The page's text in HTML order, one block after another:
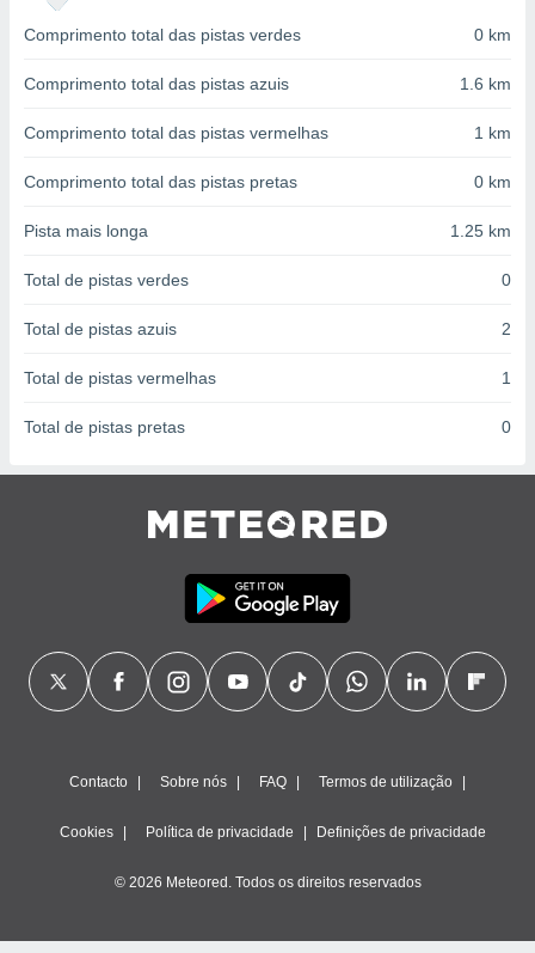
estudos
de
Comprimento total das pistas verdes 0 km
Comprimento total das pistas azuis 1.6 km
Comprimento total das pistas vermelhas 1 km
Comprimento total das pistas pretas 0 km
Pista mais longa 1.25 km
Total de pistas verdes 0
Total de pistas azuis 2
Total de pistas vermelhas 1
Total de pistas pretas 0
Contacto Sobre nós FAQ Termos de utilização
Cookies Política de privacidade Definições de privacidade
© 2026 Meteored. Todos os direitos reservados